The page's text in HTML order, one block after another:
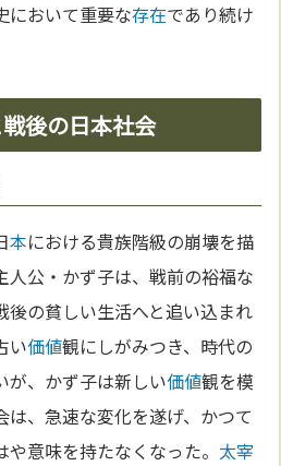
において重要な存在であり続け
後の日本社会
本における貴族階級の崩壊を描
人公・かず子は、戦前の裕福な
後の貧しい生活へと追い込まれ
い価値観にしがみつき、時代の
が、かず子は新しい価値観を模
は、急速な変化を遂げ、かつて
意味を持たなくなった。 太宰